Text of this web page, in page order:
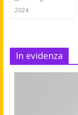
2024
In evidenza